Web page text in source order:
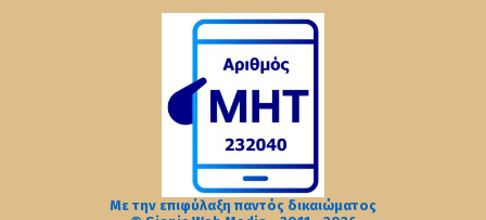
Με την επιφύλαξη παντός δικαιώματος